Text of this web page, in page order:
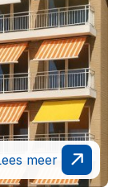
meer